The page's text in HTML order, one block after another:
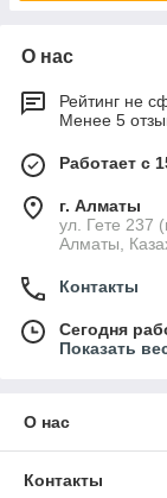
О нас
Рейтинг не
Менее 5
Работает с
г. Алматы
ул. Гете 237
Алматы,
Контакты
Сегодня
Показать
О нас
Контакты